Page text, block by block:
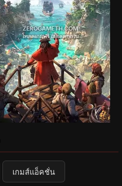
เกมส์แอ็คชั่น